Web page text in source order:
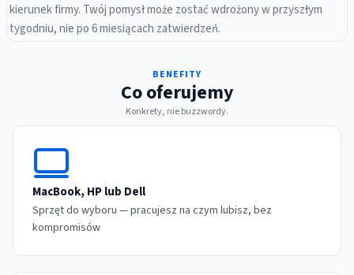
kierunek firmy. Twój pomysł może zostać wdrożony w przyszłym
tygodniu, nie po 6 miesiącach zatwierdzeń.
BENEFITY
Co oferujemy
Konkrety, nie buzzwordy.
MacBook, HP lub Dell
Sprzęt do wyboru — pracujesz na czym lubisz, bez
kompromisów